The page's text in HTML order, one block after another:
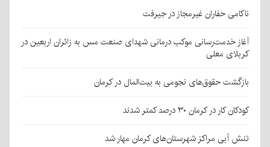
ناکامی حفاران غیرمجاز در جیرفت
آغاز خدمت‌رسانی موکب درمانی شهدای صنعت مس به زائران اربعین در
کربلای معلی
بازگشت حقوق‌های نجومی به بیت‌المال در کرمان
کودکان کار در کرمان ۳۰ درصد کمتر شدند
تنش آبی مراکز شهرستان‌های کرمان مهار شد